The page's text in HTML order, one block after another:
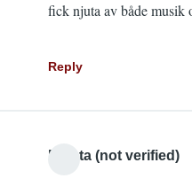
fick njuta av både musik
Reply
Dolata (not verified)